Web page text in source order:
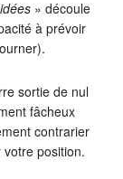
» découle
à prévoir
sortie de nul
fâcheux
contrarier
position.